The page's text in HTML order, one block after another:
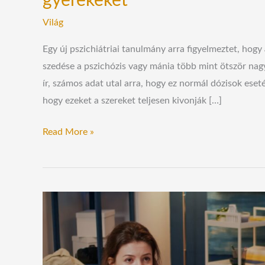
Világ
Egy új pszichiátriai tanulmány arra figyelmeztet,
szedése a pszichózis vagy mánia több mint ötször
ír, számos adat utal arra, hogy ez normál dózisok
hogy ezeket a szereket teljesen kivonják […]
Read More »
tényezőket
hagynak
figyelmen